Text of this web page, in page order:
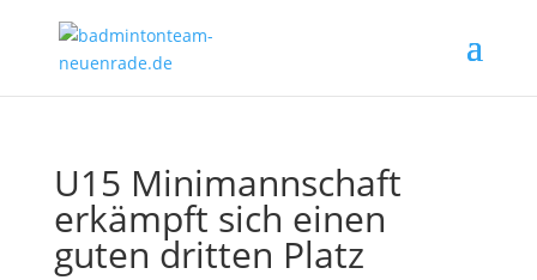
U15 Minimannschaft
erkämpft sich einen
guten dritten Platz